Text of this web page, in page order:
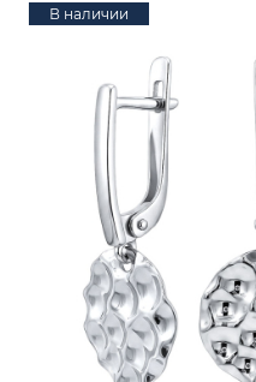
В наличии